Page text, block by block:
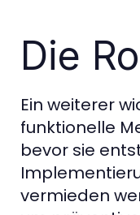
Die
Ein weiterer
funktionelle
bevor sie
vermieden